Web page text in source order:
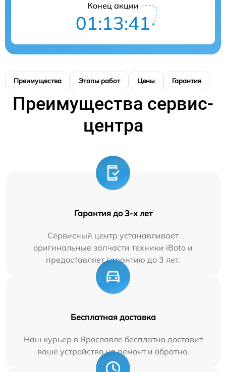
Конец акции
01:13:40
Преимущества Этапы работ Цены Гарантия
Преимущества сервис-
центра
Гарантия до 3-х лет
Сервисный центр устанавливает
оригинальные запчасти техники iBoto и
предоставляет гарантию до 3 лет.
Бесплатная доставка
Наш курьер в Ярославле бесплатно доставит
ваше устройство на ремонт и обратно.